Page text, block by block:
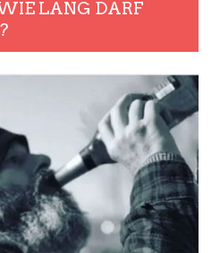
LANG DARF